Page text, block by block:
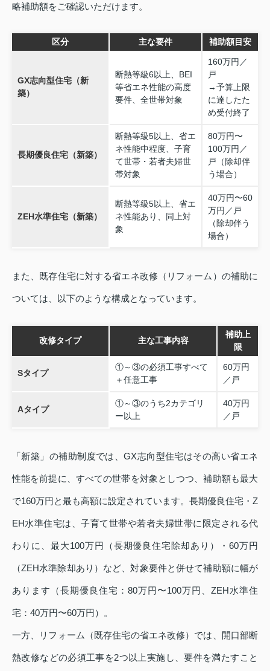
略補助額をご確認いただけます。
区分 主な要件 補助額目安
GX志向型住宅（新
築）
断熱等級6以上、BEI
等省エネ性能の高度
要件、全世帯対象
160万円／
戸
→予算上限
に達したた
め受付終了
長期優良住宅（新築）
断熱等級5以上、省エ
ネ性能中程度、子育
て世帯・若者夫婦世
帯対象
80万円〜
100万円／
戸（除却伴
う場合）
ZEH水準住宅（新築）
断熱等級5以上、省エ
ネ性能あり、同上対
象
40万円〜60
万円／戸
（除却伴う
場合）
また、既存住宅に対する省エネ改修（リフォーム）の補助に
ついては、以下のような構成となっています。
改修タイプ 主な工事内容
補助上
限
Sタイプ
①～③の必須工事すべて
＋任意工事
60万円
／戸
Aタイプ
①～③のうち2カテゴリ
ー以上
40万円
／戸
「新築」の補助制度では、GX志向型住宅はその高い省エネ
性能を前提に、すべての世帯を対象としつつ、補助額も最大
で160万円と最も高額に設定されています。長期優良住宅・Z
EH水準住宅は、子育て世帯や若者夫婦世帯に限定される代
わりに、最大100万円（長期優良住宅除却あり）・60万円
（ZEH水準除却あり）など、対象要件と併せて補助額に幅が
あります（長期優良住宅：80万円〜100万円、ZEH水準住
宅：40万円〜60万円）。
一方、リフォーム（既存住宅の省エネ改修）では、開口部断
熱改修などの必須工事を2つ以上実施し、要件を満たすこと